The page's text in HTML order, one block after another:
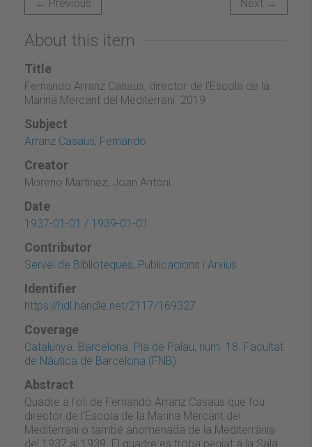
← Previous Next →
About this item
Title
Fernando Arranz Casaus, director de l'Escola de la
Marina Mercant del Mediterrani. 2019
Subject
Arranz Casaus, Fernando
Creator
Moreno Martínez, Joan Antoni
Date
1937-01-01 / 1939-01-01
Contributor
Servei de Biblioteques, Publicacions i Arxius
Identifier
https://hdl.handle.net/2117/169327
Coverage
Catalunya. Barcelona. Pla de Palau, núm. 18. Facultat
de Nàutica de Barcelona (FNB)
Abstract
Quadre a l'oli de Fernando Arranz Casaus que fou
director de l'Escola de la Marina Mercant del
Mediterrani o també anomenada de la Mediterrània
del 1937 al 1939. El quadre es troba penjat a la Sala